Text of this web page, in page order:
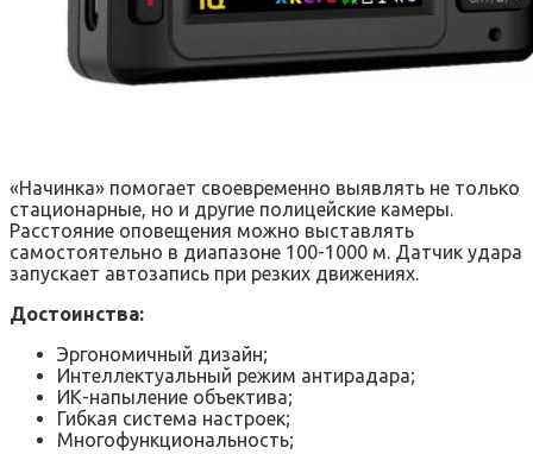
«Начинка» помогает своевременно выявлять не только
стационарные, но и другие полицейские камеры.
Расстояние оповещения можно выставлять
самостоятельно в диапазоне 100-1000 м. Датчик удара
запускает автозапись при резких движениях.
Достоинства:
Эргономичный дизайн;
Интеллектуальный режим антирадара;
ИК-напыление объектива;
Гибкая система настроек;
Многофункциональность;